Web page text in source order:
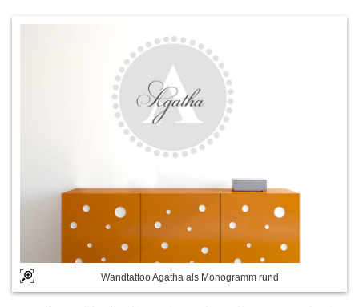
Wandtattoo Agatha als Monogramm rund